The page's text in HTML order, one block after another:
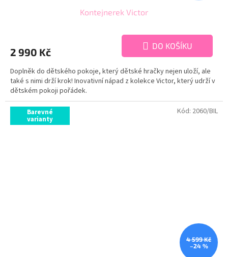
Kontejnerek Victor
2 990 Kč
DO KOŠÍKU
Doplněk do dětského pokoje, který dětské hračky nejen uloží, ale
také s nimi drží krok! Inovativní nápad z kolekce Victor, který udrží v
dětském pokoji pořádek.
Barevné
varianty
4 599 Kč
–24 %
Kód: 2060/BIL